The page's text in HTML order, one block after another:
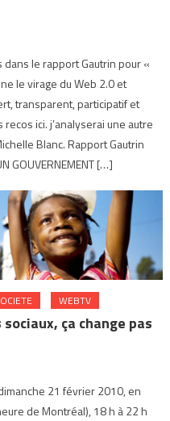
le rapport Gautrin pour «
le virage du Web 2.0 et
transparent, participatif et
ici. j’analyserai une autre
Blanc. Rapport Gautrin
GOUVERNEMENT […]
WEBTV
ça change pas
21 février 2010, en
de Montréal), 18 h à 22 h